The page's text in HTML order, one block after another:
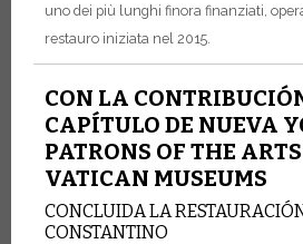
uno dei più lunghi finora finanziati,
restauro iniziata nel 2015.
CON LA
CAPÍTULO DE NUEVA
PATRONS OF THE
VATICAN MUSEUMS
CONCLUIDA LA
CONSTANTINO